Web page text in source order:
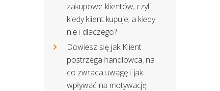
zakupowe klientów, czyli
kiedy klient kupuje, a kiedy
nie i dlaczego?
Dowiesz się jak Klient
postrzega handlowca, na
co zwraca uwagę i jak
wpływać na motywację